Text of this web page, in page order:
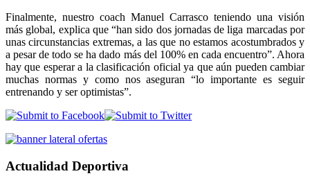
Finalmente, nuestro coach Manuel Carrasco teniendo una visión
más global, explica que “han sido dos jornadas de liga marcadas por
unas circunstancias extremas, a las que no estamos acostumbrados y
a pesar de todo se ha dado más del 100% en cada encuentro”. Ahora
hay que esperar a la clasificación oficial ya que aún pueden cambiar
muchas normas y como nos aseguran “lo importante es seguir
entrenando y ser optimistas”.
Actualidad Deportiva